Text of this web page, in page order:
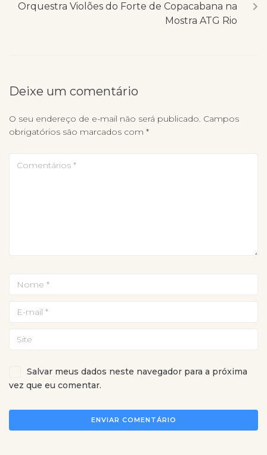
Orquestra Violões do Forte de Copacabana na
Mostra ATG Rio
Deixe um comentário
O seu endereço de e-mail não será publicado. Campos
obrigatórios são marcados com *
Salvar meus dados neste navegador para a próxima
vez que eu comentar.